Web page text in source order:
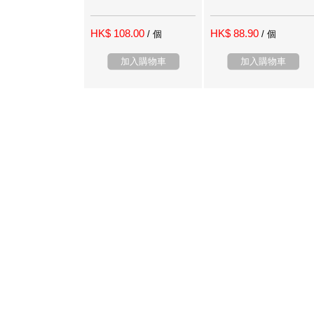
HK$ 108.00 / 個
加入購物車
HK$ 88.90 / 個
加入購物車